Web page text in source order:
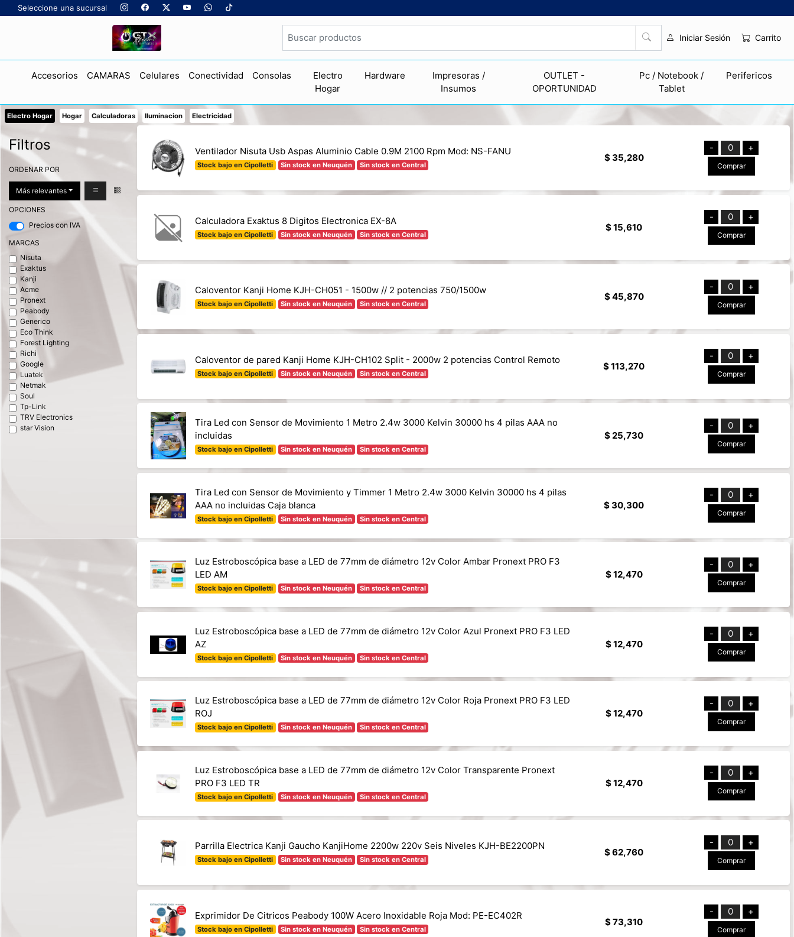
Seleccione una sucursal
Iniciar Sesión Carrito
Accesorios CAMARAS Celulares Conectividad Consolas
Electro
Hogar
Hardware
Impresoras /
Insumos
OUTLET -
OPORTUNIDAD
Pc / Notebook /
Tablet
Perifericos
Electro Hogar Hogar Calculadoras Iluminacion Electricidad
Filtros
ORDENAR POR
Más relevantes
OPCIONES
Precios con IVA
MARCAS
Nisuta
Exaktus
Kanji
Acme
Pronext
Peabody
Generico
Eco Think
Forest Lighting
Richi
Google
Luatek
Netmak
Soul
Tp-Link
TRV Electronics
star Vision
Ventilador Nisuta Usb Aspas Aluminio Cable 0.9M 2100 Rpm Mod: NS-FANU
Stock bajo en Cipolletti Sin stock en Neuquén Sin stock en Central
$ 35,280
- 0 +
Comprar
Calculadora Exaktus 8 Digitos Electronica EX-8A
Stock bajo en Cipolletti Sin stock en Neuquén Sin stock en Central
$ 15,610
- 0 +
Comprar
Caloventor Kanji Home KJH-CH051 - 1500w // 2 potencias 750/1500w
Stock bajo en Cipolletti Sin stock en Neuquén Sin stock en Central
$ 45,870
- 0 +
Comprar
Caloventor de pared Kanji Home KJH-CH102 Split - 2000w 2 potencias Control Remoto
Stock bajo en Cipolletti Sin stock en Neuquén Sin stock en Central
$ 113,270
- 0 +
Comprar
Tira Led con Sensor de Movimiento 1 Metro 2.4w 3000 Kelvin 30000 hs 4 pilas AAA no
incluidas
Stock bajo en Cipolletti Sin stock en Neuquén Sin stock en Central
$ 25,730
- 0 +
Comprar
Tira Led con Sensor de Movimiento y Timmer 1 Metro 2.4w 3000 Kelvin 30000 hs 4 pilas
AAA no incluidas Caja blanca
Stock bajo en Cipolletti Sin stock en Neuquén Sin stock en Central
$ 30,300
- 0 +
Comprar
Luz Estroboscópica base a LED de 77mm de diámetro 12v Color Ambar Pronext PRO F3
LED AM
Stock bajo en Cipolletti Sin stock en Neuquén Sin stock en Central
$ 12,470
- 0 +
Comprar
Luz Estroboscópica base a LED de 77mm de diámetro 12v Color Azul Pronext PRO F3 LED
AZ
Stock bajo en Cipolletti Sin stock en Neuquén Sin stock en Central
$ 12,470
- 0 +
Comprar
Luz Estroboscópica base a LED de 77mm de diámetro 12v Color Roja Pronext PRO F3 LED
ROJ
Stock bajo en Cipolletti Sin stock en Neuquén Sin stock en Central
$ 12,470
- 0 +
Comprar
Luz Estroboscópica base a LED de 77mm de diámetro 12v Color Transparente Pronext
PRO F3 LED TR
Stock bajo en Cipolletti Sin stock en Neuquén Sin stock en Central
$ 12,470
- 0 +
Comprar
Parrilla Electrica Kanji Gaucho KanjiHome 2200w 220v Seis Niveles KJH-BE2200PN
Stock bajo en Cipolletti Sin stock en Neuquén Sin stock en Central
$ 62,760
- 0 +
Comprar
Exprimidor De Citricos Peabody 100W Acero Inoxidable Roja Mod: PE-EC402R
Stock bajo en Cipolletti Sin stock en Neuquén Sin stock en Central
$ 73,310
- 0 +
Comprar